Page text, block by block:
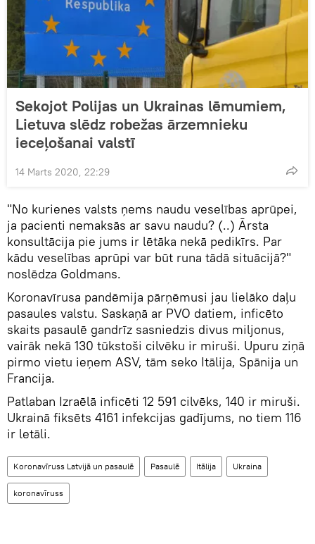
Sekojot Polijas un Ukrainas lēmumiem,
Lietuva slēdz robežas ārzemnieku
ieceļošanai valstī
14 Marts 2020, 22:29
"No kurienes valsts ņems naudu veselības aprūpei,
ja pacienti nemaksās ar savu naudu? (..) Ārsta
konsultācija pie jums ir lētāka nekā pedikīrs. Par
kādu veselības aprūpi var būt runa tādā situācijā?"
noslēdza Goldmans.
Koronavīrusa pandēmija pārņēmusi jau lielāko daļu
pasaules valstu. Saskaņā ar PVO datiem, inficēto
skaits pasaulē gandrīz sasniedzis divus miljonus,
vairāk nekā 130 tūkstoši cilvēku ir miruši. Upuru ziņā
pirmo vietu ieņem ASV, tām seko Itālija, Spānija un
Francija.
Patlaban Izraēlā inficēti 12 591 cilvēks, 140 ir miruši.
Ukrainā fiksēts 4161 infekcijas gadījums, no tiem 116
ir letāli.
Koronavīruss Latvijā un pasaulē Pasaulē Itālija Ukraina
koronavīruss